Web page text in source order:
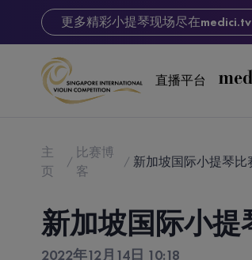
更多精彩小提琴现场尽在medici.tv
直播平台
主
页
比赛博
客
新加坡国际小提琴比
新加坡国际小
2022年12月14日 10:18